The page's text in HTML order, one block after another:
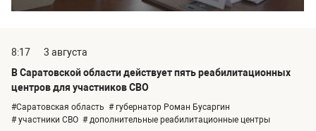
8:17
3 августа
В Саратовской области действует пять реабилитационных
центров для участников СВО
#Саратовская область # губернатор Роман Бусаргин
# участники СВО # дополнительные реабилитационные центры